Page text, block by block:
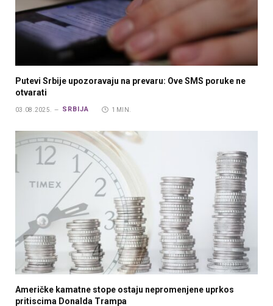
Putevi Srbije upozoravaju na prevaru: Ove SMS poruke ne
otvarati
03.08.2025. SRBIJA 1 MIN.
Američke kamatne stope ostaju nepromenjene uprkos
pritiscima Donalda Trampa